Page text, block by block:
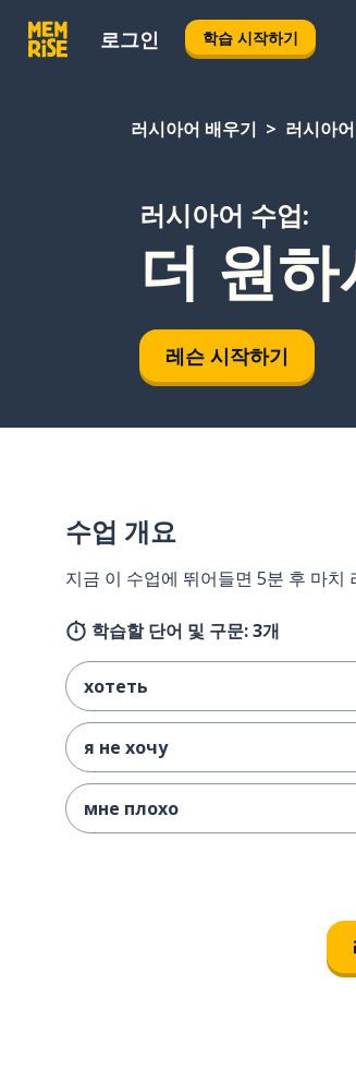
로그인 학습 시작하기
러시아어 배우기 러시아
러시아어 수업:
더 원
레슨 시작하기
수업 개요
지금 이 수업에 뛰어들면 5분 후 마치
학습할 단어 및 구문: 3개
хотеть
я не хочу
мне плохо